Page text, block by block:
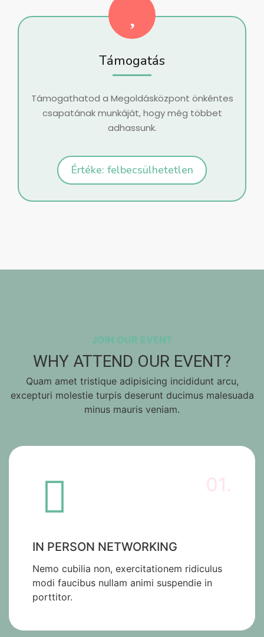
Támogatás
Támogathatod a Megoldásközpont önkéntes
csapatának munkáját, hogy még többet
adhassunk.
Értéke: felbecsülhetetlen
JOIN OUR EVENT
WHY ATTEND OUR EVENT?
Quam amet tristique adipisicing incididunt arcu,
excepturi molestie turpis deserunt ducimus malesuada
minus mauris veniam.
01.
IN PERSON NETWORKING
Nemo cubilia non, exercitationem ridiculus
modi faucibus nullam animi suspendie in
porttitor.